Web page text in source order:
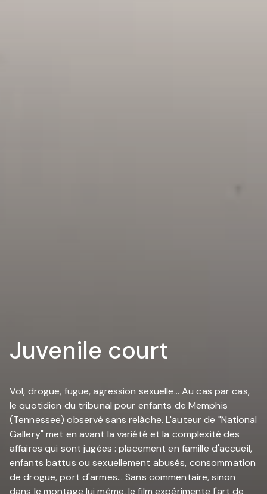
Juvenile court
Vol, drogue, fugue, agression sexuelle... Au cas par cas,
le quotidien du tribunal pour enfants de Memphis
(Tennessee) observé sans relâche. L'auteur de "National
Gallery" met en avant la variété et la complexité des
affaires qui sont jugées : placement en famille d'accueil,
enfants battus ou sexuellement abusés, consommation
de drogue, port d'armes... Sans commentaire, sinon
dans le montage lui même, le film expérimente l'art de